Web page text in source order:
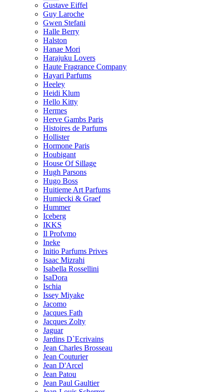
Gustave Eiffel
Guy Laroche
Gwen Stefani
Halle Berry
Halston
Hanae Mori
Harajuku Lovers
Haute Fragrance Company
Hayari Parfums
Heeley
Heidi Klum
Hello Kitty
Hermes
Herve Gambs Paris
Histoires de Parfums
Hollister
Hormone Paris
Houbigant
House Of Sillage
Hugh Parsons
Hugo Boss
Huitieme Art Parfums
Humiecki & Graef
Hummer
Iceberg
IKKS
Il Profvmo
Ineke
Initio Parfums Prives
Isaac Mizrahi
Isabella Rossellini
IsaDora
Ischia
Issey Miyake
Jacomo
Jacques Fath
Jacques Zolty
Jaguar
Jardins D`Ecrivains
Jean Charles Brosseau
Jean Couturier
Jean D'Arcel
Jean Patou
Jean Paul Gaultier